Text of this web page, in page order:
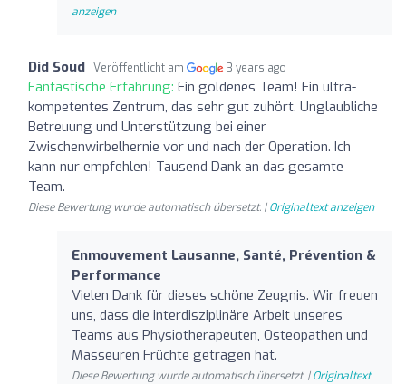
anzeigen
Did Soud Veröffentlicht am 3 years ago
Fantastische Erfahrung: Ein goldenes Team! Ein ultra-
kompetentes Zentrum, das sehr gut zuhört. Unglaubliche
Betreuung und Unterstützung bei einer
Zwischenwirbelhernie vor und nach der Operation. Ich
kann nur empfehlen! Tausend Dank an das gesamte
Team.
Diese Bewertung wurde automatisch übersetzt. |Originaltext anzeigen
Enmouvement Lausanne, Santé, Prévention &
Performance
Vielen Dank für dieses schöne Zeugnis. Wir freuen
uns, dass die interdisziplinäre Arbeit unseres
Teams aus Physiotherapeuten, Osteopathen und
Masseuren Früchte getragen hat.
Diese Bewertung wurde automatisch übersetzt. |Originaltext